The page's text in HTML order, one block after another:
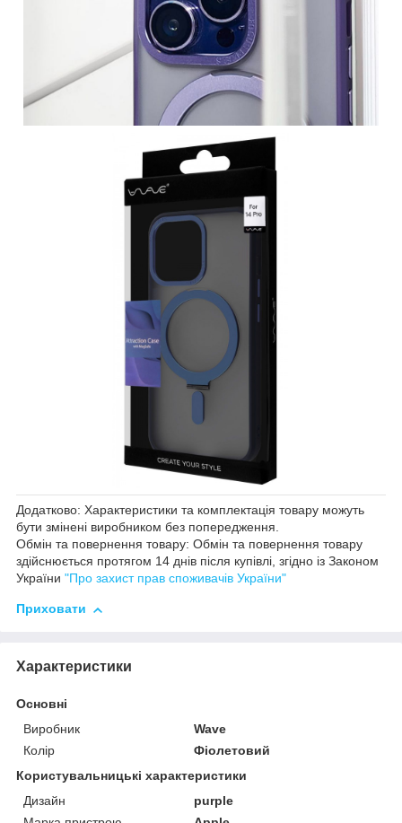
Додатково: Характеристики та комплектація товару можуть
бути змінені виробником без попередження.
Обмін та повернення товару: Обмін та повернення товару
здійснюється протягом 14 днів після купівлі, згідно із Законом
України "Про захист прав споживачів України"
Приховати
Характеристики
Основні
Виробник
Wave
Колір
Фіолетовий
Користувальницькі характеристики
Дизайн
purple